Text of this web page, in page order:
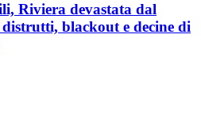
Riviera devastata dal
blackout e decine di